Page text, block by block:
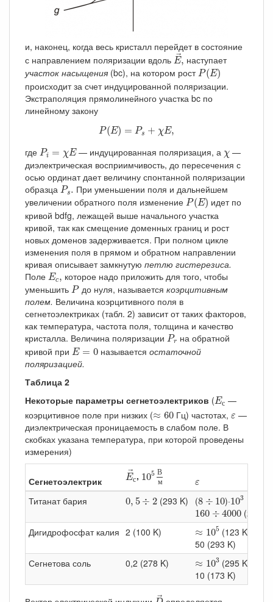
и, наконец, когда весь кристалл перейдет в состояние
с направлением поляризации вдоль →
E,
E→наступает
участок насыщения (bc), на котором ростP(E)
P(E)
происходит за счет индуцированной поляризации.
Экстраполяция прямолинейного участка bc по
линейному закону
P(E) = Ps + χE,
P(E Ps χ E,
где Pi = χE
Pi =χ E — индуцированная поляризация, а χ
χ —
диэлектрическая восприимчивость, до пересечения с
осью ординат дает величину спонтанной поляризации
образца Ps.
Ps.При уменьшении поля и дальнейшем
увеличении обратного поля изменение P(E)
P(E) идет по
кривой bdfg, лежащей выше начального участка
кривой, так как смещение доменных границ и рост
новых доменов задерживается. При полном цикле
изменения поля в прямом и обратном направлении
кривая описывает замкнутую петлю гистерезиса.
Поле Ec,
Ec
которое надо приложить для того, чтобы
уменьшить P
Pдо нуля, называется коэрцитивным
полем. Величина коэрцитивного поля в
сегнетоэлектриках (табл. 2) зависит от таких факторов,
как температура, частота поля, толщина и качество
кристалла. Величина поляризации Pr
Pr на обратной
кривой при E = 0
E= называется остаточной
поляризацией.
Таблица 2
Некоторые параметры сегнетоэлектриков (Eс
Eс —
коэрцитивное поле при низких (≈ 60
≈60 Гц) частотах, ε
ε —
диэлектрическая проницаемость в слабом поле. В
скобках указана температура, при которой проведены
измерения)
Сегнетоэлектрик
→
Eс
E→с
, 105 В
м
105Вм
ε
ε
Титанат бария 0, 5 ÷ 2
0 5÷2 (293 K) (8 ÷ 10
8 ÷10 )·103
103
160 ÷ 4000
160 ÷4000 (293 K)
Дигидрофосфат калия 2 (100 K) ≈ 105
≈105 (123 K)
50 (293 K)
Сегнетова соль
0,2 (278 K) ≈ 103
≈103 (295 K)
10 (173 K)
→
D→